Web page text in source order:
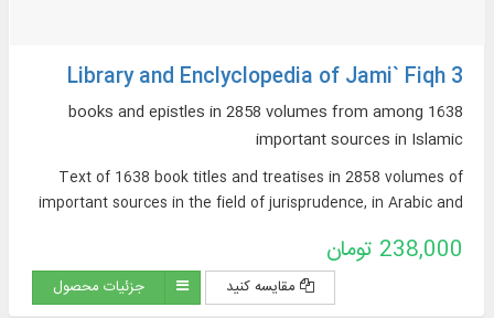
Library and Enclyclopedia of Jami` Fiqh 3
1638 books and epistles in 2858 volumes from among
important sources in Islamic
Text of 1638 book titles and treatises in 2858 volumes of
important sources in the field of jurisprudence, in Arabic and
narrative sources of jurisprudence, supplications and
pilgrimages, practical inquiries and treatises, Hajj rituals and
newly introduced issues, contemporary jurisprudence...
238,000 تومان
مقایسه کنید جزئیات محصول